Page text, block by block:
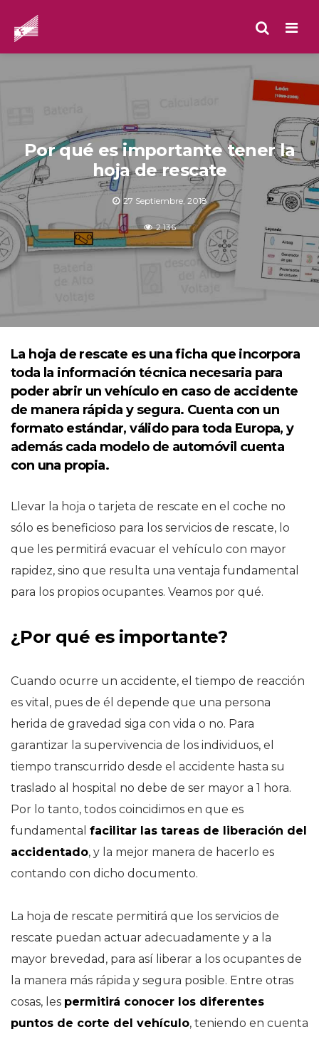
Por qué es importante tener la
hoja de rescate
27 Septiembre, 2018
2,136
La hoja de rescate es una ficha que incorpora
toda la información técnica necesaria para
poder abrir un vehículo en caso de accidente
de manera rápida y segura. Cuenta con un
formato estándar, válido para toda Europa, y
además cada modelo de automóvil cuenta
con una propia.
Llevar la hoja o tarjeta de rescate en el coche no
sólo es beneficioso para los servicios de rescate, lo
que les permitirá evacuar el vehículo con mayor
rapidez, sino que resulta una ventaja fundamental
para los propios ocupantes. Veamos por qué.
¿Por qué es importante?
Cuando ocurre un accidente, el tiempo de reacción
es vital, pues de él depende que una persona
herida de gravedad siga con vida o no. Para
garantizar la supervivencia de los individuos, el
tiempo transcurrido desde el accidente hasta su
traslado al hospital no debe de ser mayor a 1 hora.
Por lo tanto, todos coincidimos en que es
fundamental facilitar las tareas de liberación del
accidentado, y la mejor manera de hacerlo es
contando con dicho documento.
La hoja de rescate permitirá que los servicios de
rescate puedan actuar adecuadamente y a la
mayor brevedad, para así liberar a los ocupantes de
la manera más rápida y segura posible. Entre otras
cosas, les permitirá conocer los diferentes
puntos de corte del vehículo, teniendo en cuenta